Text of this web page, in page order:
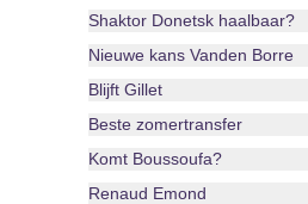
Shaktor Donetsk haalbaar?
Nieuwe kans Vanden Borre
Blijft Gillet
Beste zomertransfer
Komt Boussoufa?
Renaud Emond